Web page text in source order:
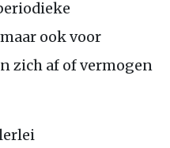
ook voor
zich af of vermogen